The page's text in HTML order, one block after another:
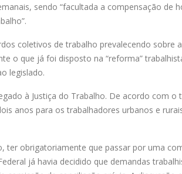
sendo “facultada a compensação de
coletivos de trabalho prevalecendo sobre
o que já foi disposto na “reforma”
legislado.
à Justiça do Trabalho. De acordo com o
anos para os trabalhadores urbanos e
ter obrigatoriamente que passar por uma
já havia decidido que demandas